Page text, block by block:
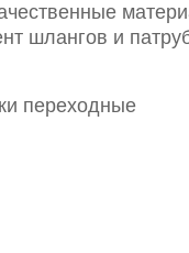
шлангов и
переходные